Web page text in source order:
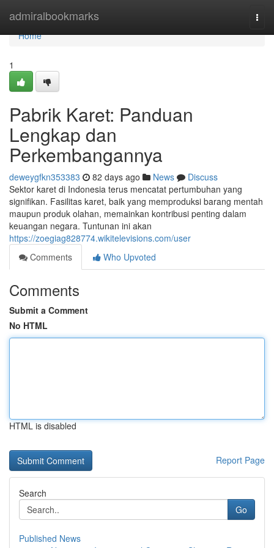
admiralbookmarks
Home
Home
1
Pabrik Karet: Panduan
Lengkap dan
Perkembangannya
deweygfkn353383 82 days ago News
Discuss
Sektor karet di Indonesia terus mencatat pertumbuhan yang
signifikan. Fasilitas karet, baik yang memproduksi barang mentah
maupun produk olahan, memainkan kontribusi penting dalam
keuangan negara. Tuntunan ini akan
https://zoegiag828774.wikitelevisions.com/user
Comments
Who Upvoted
Comments
Submit a Comment
No HTML
HTML is disabled
Report Page
Search
Go
Published News